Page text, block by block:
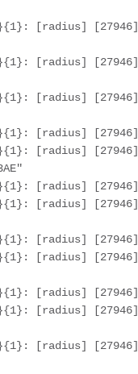
0}{1}: [radius]
0}{1}: [radius]
0}{1}: [radius]
0}{1}: [radius]
0}{1}: [radius]
0}{1}: [radius]
0}{1}: [radius]
0}{1}: [radius]
0}{1}: [radius]
0}{1}: [radius]
0}{1}: [radius]
0}{1}: [radius]